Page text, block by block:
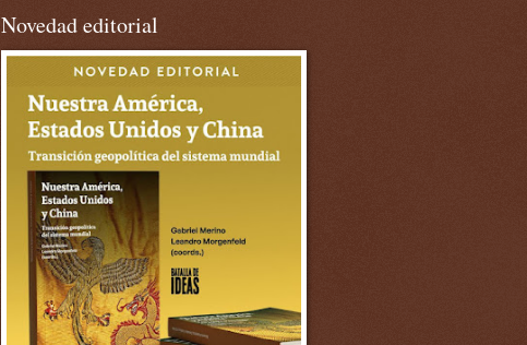
Novedad editorial